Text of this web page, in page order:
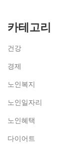
카테고리
건강
경제
노인복지
노인일자리
노인혜택
다이어트